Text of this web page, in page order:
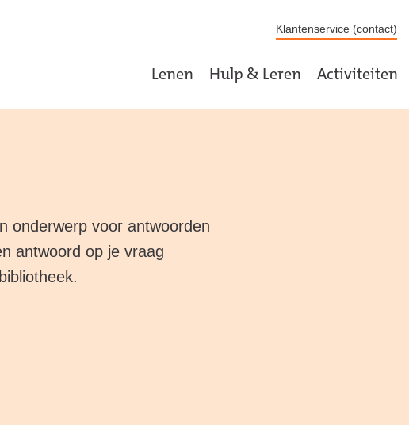
Lenen Hulp & Leren Activiteiten
Klantenservice (contact)
onderwerp voor antwoorden
antwoord op je vraag